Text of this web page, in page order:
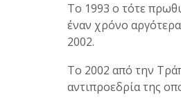
Το 1993 ο τότε
έναν χρόνο
2002.
Το 2002 από την
αντιπροεδρία της